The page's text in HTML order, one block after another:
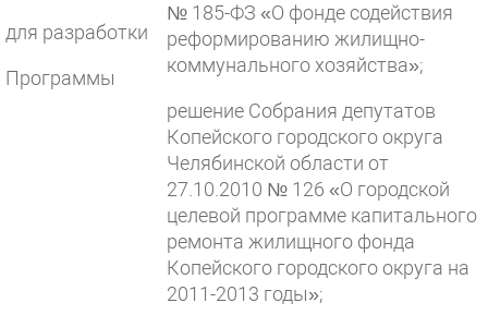
для разработки
Программы
№ 185-ФЗ «О фонде содействия
реформированию жилищно-
коммунального хозяйства»;
решение Собрания депутатов
Копейского городского округа
Челябинской области от
27.10.2010 № 126 «О городской
целевой программе капитального
ремонта жилищного фонда
Копейского городского округа на
2011-2013 годы»;